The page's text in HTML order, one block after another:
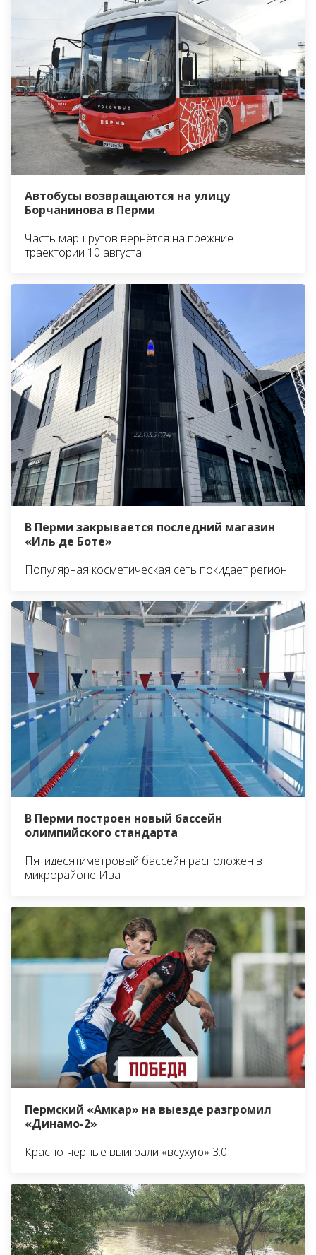
Автобусы возвращаются на улицу
Борчанинова в Перми
Часть маршрутов вернётся на прежние
траектории 10 августа
В Перми закрывается последний магазин
«Иль де Боте»
Популярная косметическая сеть покидает регион
В Перми построен новый бассейн
олимпийского стандарта
Пятидесятиметровый бассейн расположен в
микрорайоне Ива
Пермский «Амкар» на выезде разгромил
«Динамо-2»
Красно-чёрные выиграли «всухую» 3:0